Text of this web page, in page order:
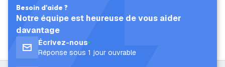
Besoin d'aide ?
Notre équipe est heureuse de vous aider
davantage
Écrivez-nous
Réponse sous 1 jour ouvrable